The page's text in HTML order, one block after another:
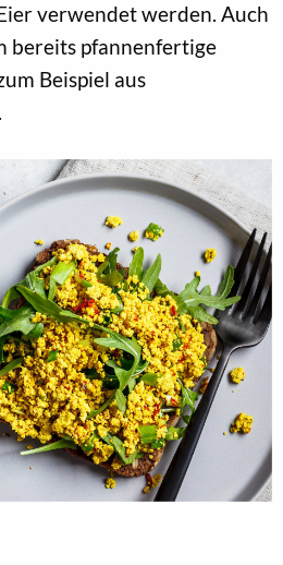
verwendet werden. Auch
bereits pfannenfertige
Beispiel aus